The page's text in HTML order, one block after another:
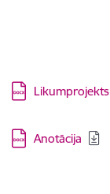
Lejupielādēt:
Likumprojekts
Lejupielādēt:
Anotācija